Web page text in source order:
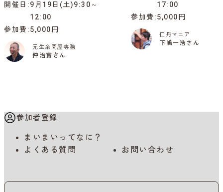
開催日
9月19日(土)9:30～
12:00
参加費 5,000円
元生糸問屋専務
仲治實さん
17:00
参加費 5,000円
仁丹マニア
下嶋一浩さん
参加者登録
まいまいってなに？
よくある質問
お問い合わせ